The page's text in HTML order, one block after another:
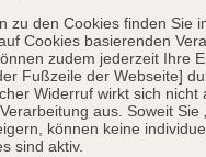
zu den Cookies finden Sie
Cookies basierenden
zudem jederzeit Ihre
Fußzeile der Webseite]
Widerruf wirkt sich
aus. Soweit Sie
können keine
sind aktiv.